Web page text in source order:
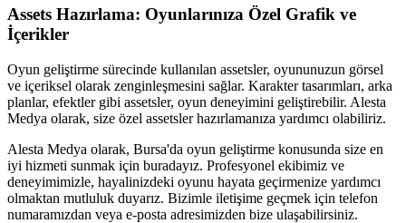
Assets Hazırlama: Oyunlarınıza Özel Grafik ve
İçerikler
Oyun geliştirme sürecinde kullanılan assetsler, oyununuzun görsel
ve içeriksel olarak zenginleşmesini sağlar. Karakter tasarımları, arka
planlar, efektler gibi assetsler, oyun deneyimini geliştirebilir. Alesta
Medya olarak, size özel assetsler hazırlamanıza yardımcı olabiliriz.
Alesta Medya olarak, Bursa'da oyun geliştirme konusunda size en
iyi hizmeti sunmak için buradayız. Profesyonel ekibimiz ve
deneyimimizle, hayalinizdeki oyunu hayata geçirmenize yardımcı
olmaktan mutluluk duyarız. Bizimle iletişime geçmek için telefon
numaramızdan veya e-posta adresimizden bize ulaşabilirsiniz.